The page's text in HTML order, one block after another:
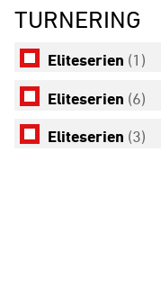
TURNERING
Eliteserien (1)
Eliteserien (6)
Eliteserien (3)